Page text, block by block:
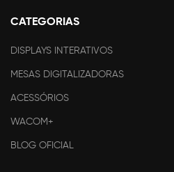
CATEGORIAS
DISPLAYS INTERATIVOS
MESAS DIGITALIZADORAS
ACESSÓRIOS
WACOM+
BLOG OFICIAL